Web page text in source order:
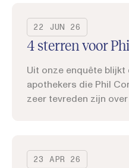
22 JUN 26
4 sterren voor
Uit onze enquête blijkt
apothekers die Phil
zeer tevreden zijn
23 APR 26